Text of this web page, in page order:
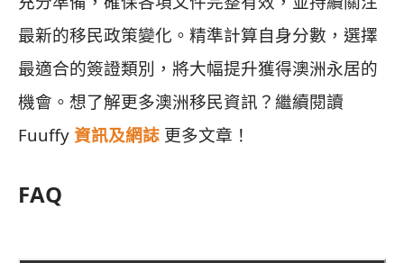
最新的移民政策變化。精準計算自身分數，選擇
最適合的簽證類別，將大幅提升獲得澳洲永居的
機會。想了解更多澳洲移民資訊？繼續閱讀
Fuuffy 資訊及網誌 更多文章！
FAQ